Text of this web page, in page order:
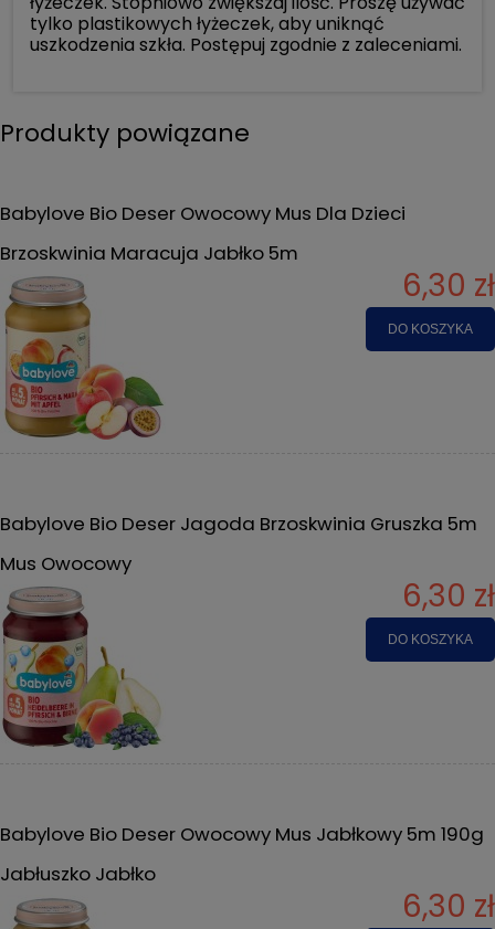
tylko plastikowych łyżeczek, aby uniknąć
uszkodzenia szkła. Postępuj zgodnie z zaleceniami.
Produkty powiązane
Babylove Bio Deser Owocowy Mus Dla Dzieci
Brzoskwinia Maracuja Jabłko 5m
6,30 zł
DO KOSZYKA
Babylove Bio Deser Jagoda Brzoskwinia Gruszka 5m
Mus Owocowy
6,30 zł
DO KOSZYKA
Babylove Bio Deser Owocowy Mus Jabłkowy 5m 190g
Jabłuszko Jabłko
6,30 zł